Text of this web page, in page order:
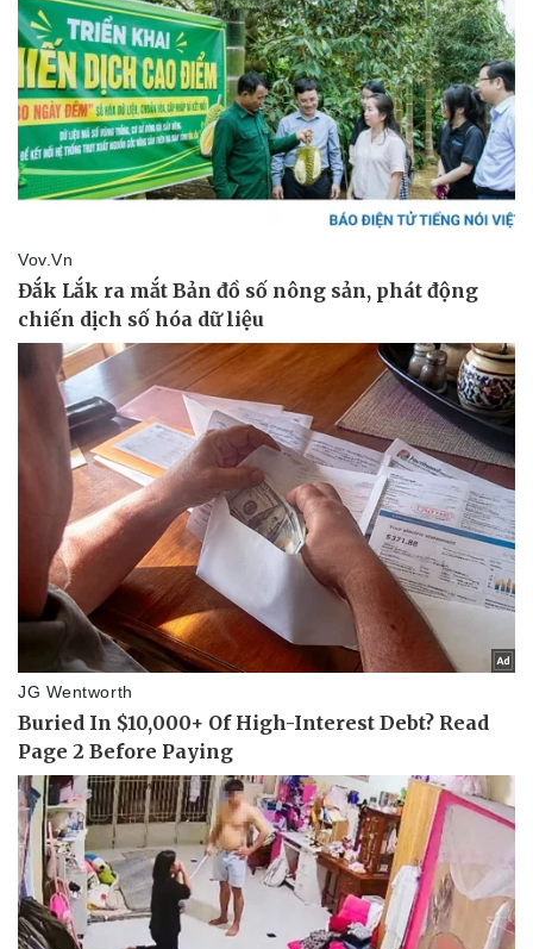
Bóng đá
Lịch thi đấu bóng đá
Thế giới thể thao
eSports
Hậu trường
Xe máy
Tư vấn